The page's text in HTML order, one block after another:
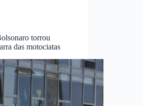
torrou
das motociatas